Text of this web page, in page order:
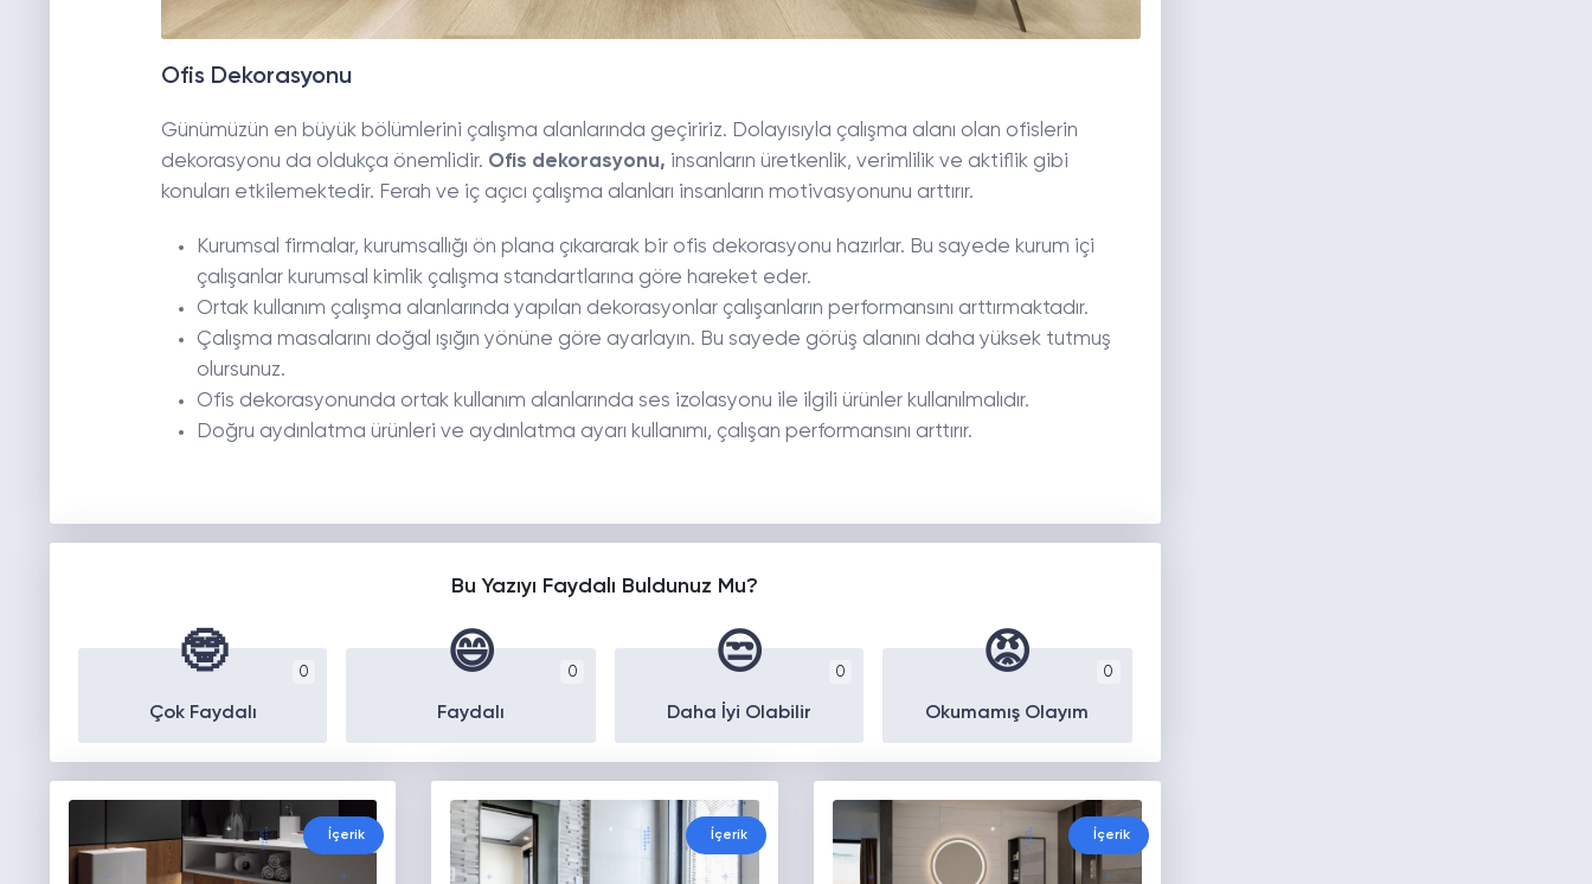
Ofis Dekorasyonu
Günümüzün en büyük bölümlerini çalışma alanlarında geçiririz. Dolayısıyla çalışma alanı olan ofislerin
dekorasyonu da oldukça önemlidir. Ofis dekorasyonu, insanların üretkenlik, verimlilik ve aktiflik gibi
konuları etkilemektedir. Ferah ve iç açıcı çalışma alanları insanların motivasyonunu arttırır.
Kurumsal firmalar, kurumsallığı ön plana çıkararak bir ofis dekorasyonu hazırlar. Bu sayede kurum içi
çalışanlar kurumsal kimlik çalışma standartlarına göre hareket eder.
Ortak kullanım çalışma alanlarında yapılan dekorasyonlar çalışanların performansını arttırmaktadır.
Çalışma masalarını doğal ışığın yönüne göre ayarlayın. Bu sayede görüş alanını daha yüksek tutmuş
olursunuz.
Ofis dekorasyonunda ortak kullanım alanlarında ses izolasyonu ile ilgili ürünler kullanılmalıdır.
Doğru aydınlatma ürünleri ve aydınlatma ayarı kullanımı, çalışan performansını arttırır.
Bu Yazıyı Faydalı Buldunuz Mu?
0
🤓
Çok Faydalı
0
😄
Faydalı
0
😒
Daha İyi Olabilir
0
😡
Okumamış Olayım
İçerik İçerik İçerik